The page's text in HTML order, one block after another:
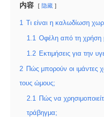
内容 隐藏
1 Τι είναι η καλωδίωση
1.1 Οφέλη από τη χρήση
1.2 Εκτιμήσεις για την
2 Πώς μπορούν οι ιμάντες
τους ώμους;
2.1
Πώς να
τράβηγμα;